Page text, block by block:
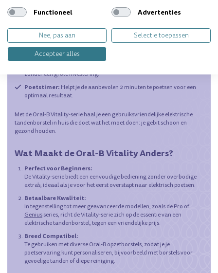
Dankzij de ronde borstelkop en de bewezen technologie van Oral-B maak
je je mondverzorging direct een stuk makkelijker én beter
Waarom Kiezen voor Oral-B Vitality?
Eenvoudig en effectief:Ontworpen om tot 2x meer tandplak te
verwijderen dan een handtandenborstel.
zonder een grote investering.
Poetstimer: Helpt je de aanbevolen 2 minuten te poetsen voor een
optimaal resultaat.
Met de Oral-B Vitality-serie haal je een gebruiksvriendelijke elektrische
tandenborstel in huis die doet wat het moet doen: je gebit schoon en
gezond houden.
Wat Maakt de Oral-B Vitality Anders?
Perfect voor Beginners:
De Vitality-serie biedt een eenvoudige bediening zonder overbodige
extra's, ideaal als je voor het eerst overstapt naar elektrisch poetsen.
Betaalbare Kwaliteit:
In tegenstelling tot meer geavanceerde modellen, zoals dePro of
Geniusseries, richt de Vitality-serie zich op de essentie van een
elektrische tandenborstel, tegen een vriendelijke prijs.
Breed Compatibel:
Te gebruiken met diverse Oral-B opzetborstels, zodat je je
poetservaring kunt personaliseren, bijvoorbeeld met borstels voor
gevoelige tanden of diepe reiniging.
Functioneel
Advertenties
Nee, pas aan
Selectie toepassen
Accepteer alles